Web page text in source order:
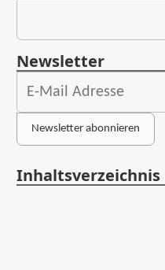
Newsletter
Newsletter abonnieren
Inhaltsverzeichnis